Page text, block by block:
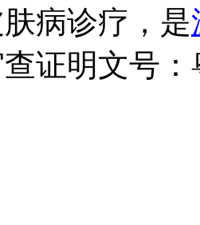
病诊疗，是
证明文号